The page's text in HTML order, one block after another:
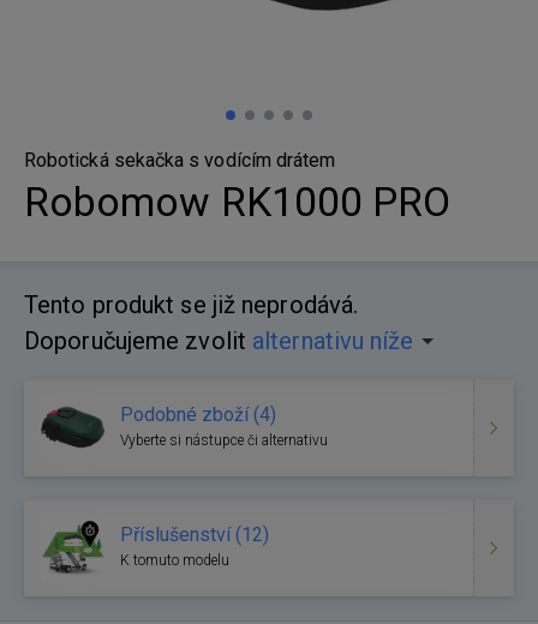
Robotická sekačka s vodícím drátem
Robomow RK1000 PRO
Tento produkt se již neprodává.
Doporučujeme zvolit alternativu níže
Podobné zboží (4)
Vyberte si nástupce či alternativu
Příslušenství (12)
K tomuto modelu